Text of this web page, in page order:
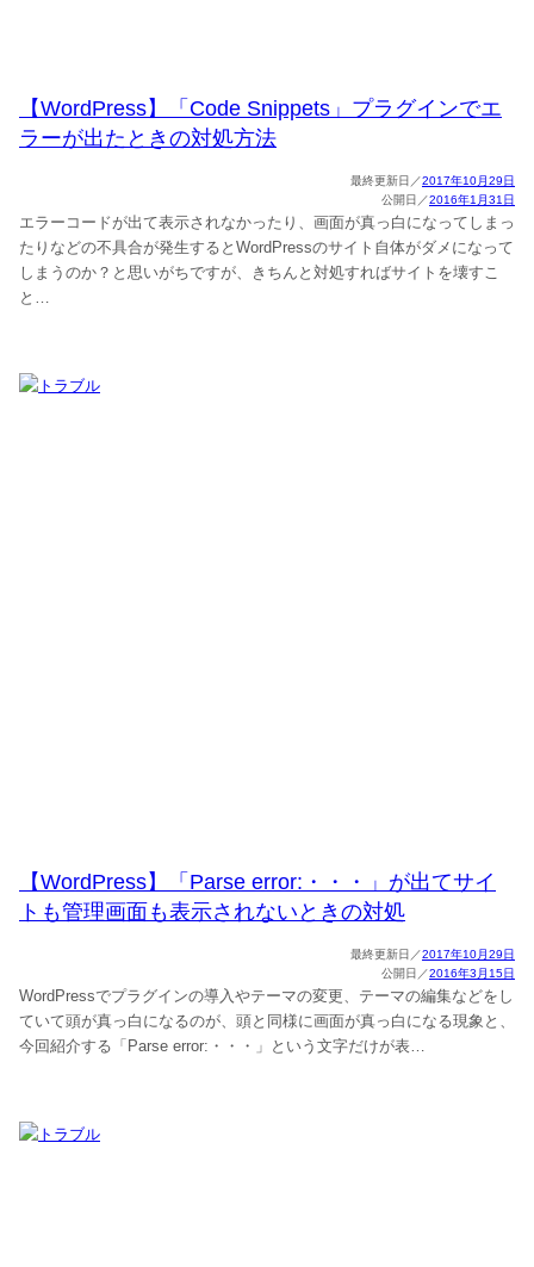
【WordPress】「Code Snippets」プラグインでエ
ラーが出たときの対処方法
2017年10月29日
2016年1月31日
エラーコードが出て表示されなかったり、画面が真っ白になってしまっ
たりなどの不具合が発生するとWordPressのサイト自体がダメになって
しまうのか？と思いがちですが、きちんと対処すればサイトを壊すこ
と…
【WordPress】「Parse error:・・・」が出てサイ
トも管理画面も表示されないときの対処
2017年10月29日
2016年3月15日
WordPressでプラグインの導入やテーマの変更、テーマの編集などをし
ていて頭が真っ白になるのが、頭と同様に画面が真っ白になる現象と、
今回紹介する「Parse error:・・・」という文字だけが表…